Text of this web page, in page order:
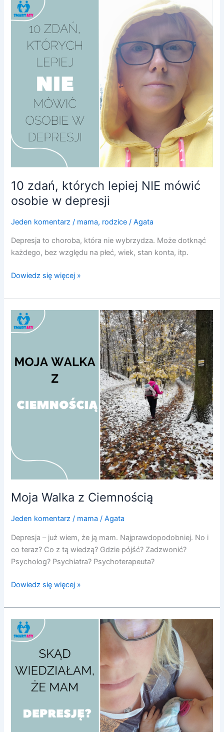
10 zdań, których lepiej NIE mówić
osobie w depresji
Jeden komentarz / mama, rodzice /Agata
Depresja to choroba, która nie wybrzydza. Może dotknąć
każdego, bez względu na płeć, wiek, stan konta, itp.
10
zdań,
których
lepiej
depresji
Dowiedz się więcej »
Moja Walka z Ciemnością
Jeden komentarz / mama /Agata
Depresja – już wiem, że ją mam. Najprawdopodobniej. No i
co teraz? Co z tą wiedzą? Gdzie pójść? Zadzwonić?
Psycholog? Psychiatra? Psychoterapeuta?
Moja
Walka
Dowiedz się więcej »
Skąd
wiedziałam,
depresję?